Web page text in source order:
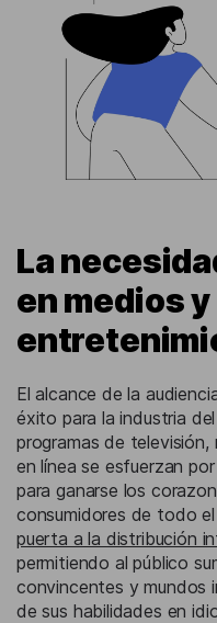
La
en medios y
El alcance de la
éxito para la industria
programas de
en línea se esfuerzan
para ganarse los
consumidores de todo
puerta a la distribución
permitiendo al público
convincentes y mundos
de sus habilidades en